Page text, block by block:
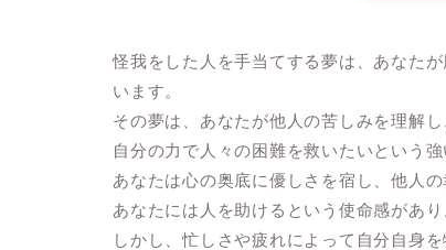
怪我をした人を手当てする夢は、あなた
います。
その夢は、あなたが他人の苦しみを理解
自分の力で人々の困難を救いたいという
あなたは心の奥底に優しさを宿し、他人
あなたには人を助けるという使命感があ
しかし、忙しさや疲れによって自分自身